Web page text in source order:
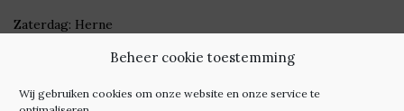
Beheer cookie toestemming
Wij gebruiken cookies om onze website en onze service te
Zaterdag: Herne